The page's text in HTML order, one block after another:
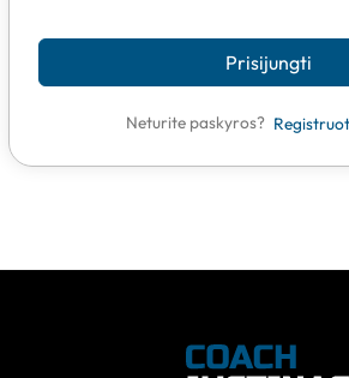
Prisijungti
Neturite paskyros?